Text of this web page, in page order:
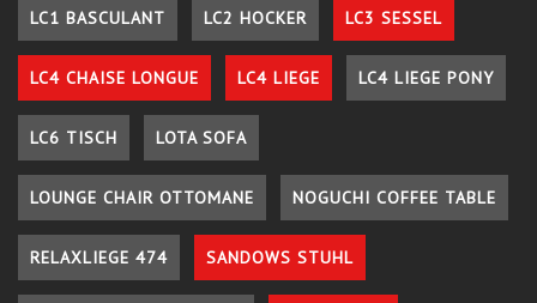
LC1 BASCULANT LC2 HOCKER LC3 SESSEL
LC4 CHAISE LONGUE LC4 LIEGE LC4 LIEGE PONY
LC6 TISCH LOTA SOFA
LOUNGE CHAIR OTTOMANE NOGUCHI COFFEE TABLE
RELAXLIEGE 474 SANDOWS STUHL